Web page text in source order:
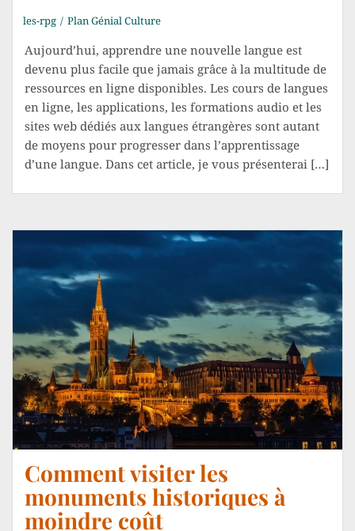
les-rpg Plan Génial Culture
Aujourd’hui, apprendre une nouvelle langue est
devenu plus facile que jamais grâce à la multitude de
ressources en ligne disponibles. Les cours de langues
en ligne, les applications, les formations audio et les
sites web dédiés aux langues étrangères sont autant
de moyens pour progresser dans l’apprentissage
d’une langue. Dans cet article, je vous présenterai […]
Comment visiter les
monuments historiques à
moindre coût